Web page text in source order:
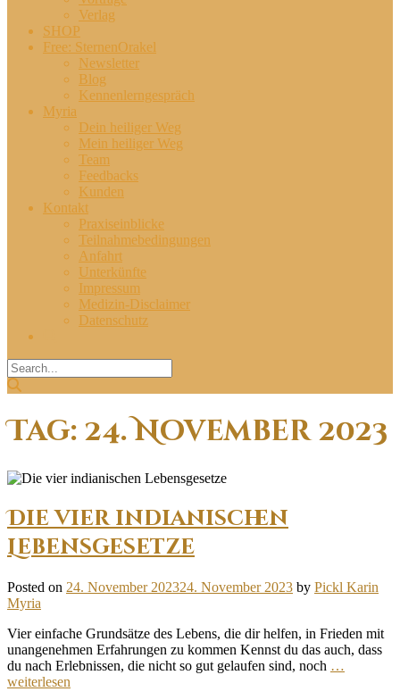
Verlag
SHOP
Free: SternenOrakel
Newsletter
Blog
Kennenlerngespräch
Myria
Dein heiliger Weg
Mein heiliger Weg
Team
Feedbacks
Kunden
Kontakt
Praxiseinblicke
Teilnahmebedingungen
Anfahrt
Unterkünfte
Impressum
Medizin-Disclaimer
Datenschutz
Tag: 24. November 2023
Die vier indianischen
Lebensgesetze
Posted on 24. November 202324. November 2023 by Pickl Karin
Myria
Vier einfache Grundsätze des Lebens, die dir helfen, in Frieden mit
unangenehmen Erfahrungen zu kommen Kennst du das auch, dass
du nach Erlebnissen, die nicht so gut gelaufen sind, noch …
weiterlesen